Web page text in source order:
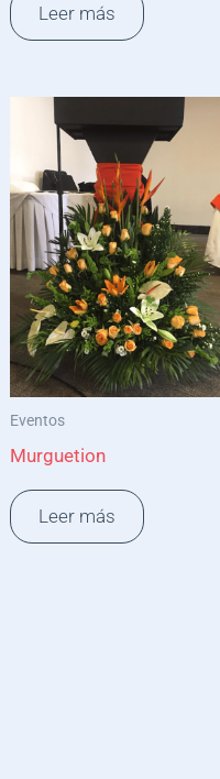
Leer más
Eventos
Murguetion
Leer más